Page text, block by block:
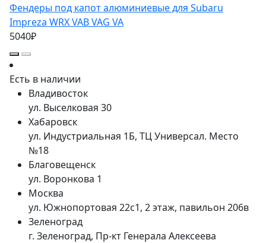
Фендеры под капот алюминиевые для Subaru
Impreza WRX VAB VAG VA
5040₽
Есть в наличии
Владивосток
ул. Выселковая 30
Хабаровск
ул. Индустриальная 1Б, ТЦ Универсал. Место
№18
Благовещенск
ул. Воронкова 1
Москва
ул. Южнопортовая 22с1, 2 этаж, павильон 206в
Зеленоград
г. Зеленоград, Пр-кт Генерала Алексеева